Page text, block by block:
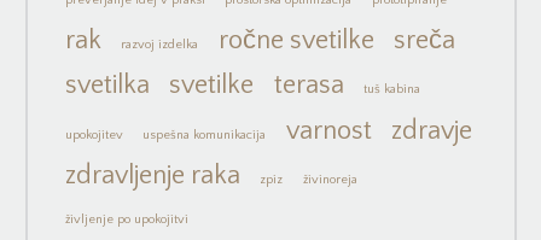
rak razvoj izdelka ročne svetilke
sreča
svetilka
svetilke terasa tuš kabina
upokojitev uspešna komunikacija varnost
zdravje
zdravljenje raka
zpiz živinoreja
življenje po upokojitvi